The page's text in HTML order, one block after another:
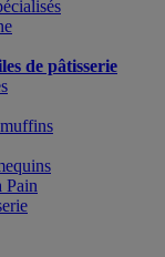
de pâtisserie
Pain